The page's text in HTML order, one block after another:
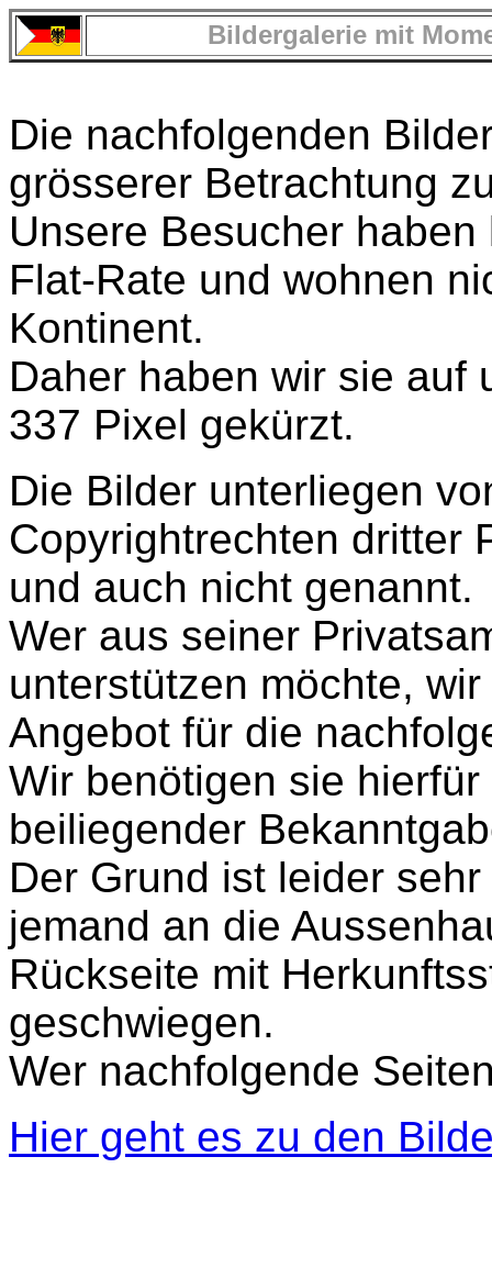
Bildergalerie mit
Die nachfolgenden
grösserer Betrachtung
Unsere Besucher
Flat-Rate und wohnen
Kontinent.
Daher haben wir sie auf
337 Pixel gekürzt.
Die Bilder unterliegen
Copyrightrechten dritter
und auch nicht genannt.
Wer aus seiner
unterstützen möchte,
Angebot für die
Wir benötigen sie
beiliegender
Der Grund ist leider
jemand an die
Rückseite mit
geschwiegen.
Wer nachfolgende
Hier geht es zu den